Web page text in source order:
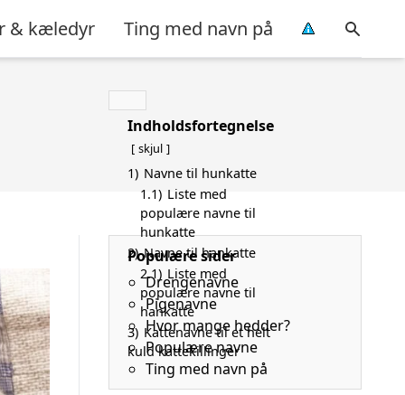
& kæledyr Ting med navn på
Indholdsfortegnelse
skjul
1) Navne til hunkatte
1.1) Liste med
populære navne til
hunkatte
2) Navne til hankatte
2.1) Liste med
populære navne til
hankatte
3) Kattenavne til et helt
kuld kattekillinger
Populære sider
Drengenavne
Pigenavne
Hvor mange hedder?
Populære navne
Ting med navn på